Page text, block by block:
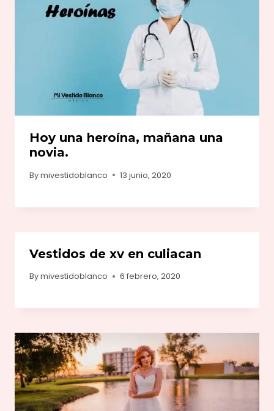
Hoy una heroína, mañana una
novia.
Bymivestidoblanco 13 junio, 2020
Vestidos de xv en culiacan
Bymivestidoblanco 6 febrero, 2020